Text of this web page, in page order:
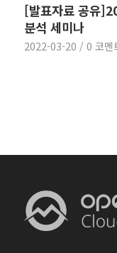
[발표자료 공유
분석 세미나
2022-03-20 / 0 코멘